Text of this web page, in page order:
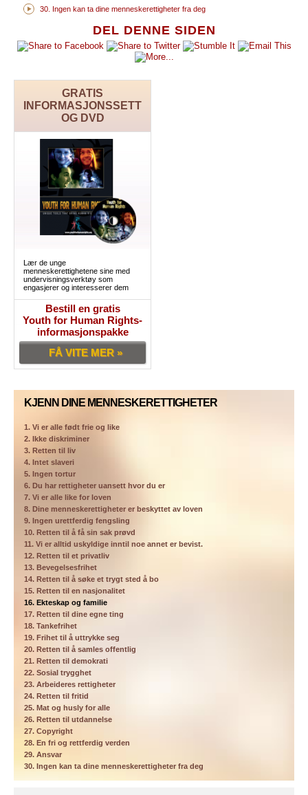
DEL DENNE SIDEN
GRATIS
INFORMASJONSSETT
OG DVD
Lær de unge
menneskerettighetene sine med
undervisningsverktøy som
engasjerer og interesserer dem
Bestill en gratis
Youth for Human Rights-
informasjonspakke
FÅ VITE MER »
KJENN DINE MENNESKERETTIGHETER
1. Vi er alle født frie og like
2. Ikke diskriminer
3. Retten til liv
4. Intet slaveri
5. Ingen tortur
6. Du har rettigheter uansett hvor du er
7. Vi er alle like for loven
8. Dine menneskerettigheter er beskyttet av loven
9. Ingen urettferdig fengsling
10. Retten til å få sin sak prøvd
11. Vi er alltid uskyldige inntil noe annet er bevist.
12. Retten til et privatliv
13. Bevegelsesfrihet
14. Retten til å søke et trygt sted å bo
15. Retten til en nasjonalitet
16. Ekteskap og familie
17. Retten til dine egne ting
18. Tankefrihet
19. Frihet til å uttrykke seg
20. Retten til å samles offentlig
21. Retten til demokrati
22. Sosial trygghet
23. Arbeideres rettigheter
24. Retten til fritid
25. Mat og husly for alle
26. Retten til utdannelse
27. Copyright
28. En fri og rettferdig verden
29. Ansvar
30. Ingen kan ta dine menneskerettigheter fra deg
30. Ingen kan ta dine menneskerettigheter fra deg